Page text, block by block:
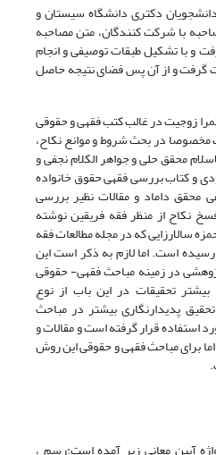
دکتری دانشگاه سیستان و
با شرکت کنندگان، متن مصاحبه
و با تشکیل طبقات توصیفی و انجام
گرفت و از آن پس فضای نتیجه حاصل
زوجیت در غالب کتب فقهی و حقوقی
در بحث شروط و موانع نکاح،
محقق حلی و جواهر الکلام نجفی و
و کتاب بررسی فقهی حقوق خانواده
محقق داماد و مقالات نظیر بررسی
نکاح از منظر فقه فریقین نوشته
سالارزایی که در مجله مطالعات فقه
شماره19 بچاپ رسیده است. اما لازم به ذکر است این
در زمینه مباحث فقهی- حقوقی
تحقیقات در این باب از نوع
پدیدارنگاری بیشتر در مباحث
استفاده قرار گرفته است و مقالات و
برای مباحث فقهی و حقوقی این روش